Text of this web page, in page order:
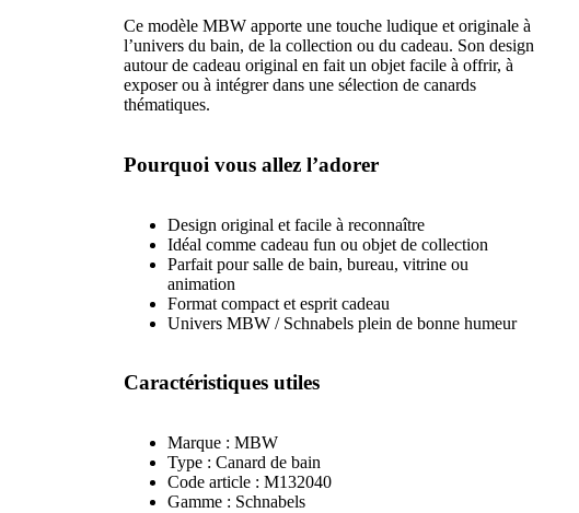
Ce modèle MBW apporte une touche ludique et originale à
l’univers du bain, de la collection ou du cadeau. Son design
autour de cadeau original en fait un objet facile à offrir, à
exposer ou à intégrer dans une sélection de canards
thématiques.
Pourquoi vous allez l’adorer
Design original et facile à reconnaître
Idéal comme cadeau fun ou objet de collection
Parfait pour salle de bain, bureau, vitrine ou
animation
Format compact et esprit cadeau
Univers MBW / Schnabels plein de bonne humeur
Caractéristiques utiles
Marque : MBW
Type : Canard de bain
Code article : M132040
Gamme : Schnabels